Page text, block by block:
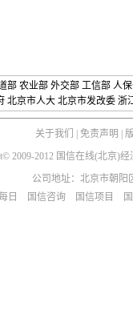
部 农业部 外交部 工信部 人
北京市人大 北京市发改委 浙
关于我们 免责声明
2009-2012 国信在线(北京)
公司地址：北京市朝阳
日 国信咨询 国信项目